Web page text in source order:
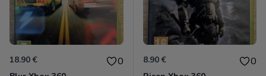
18.90 € 0 8.90 € 0